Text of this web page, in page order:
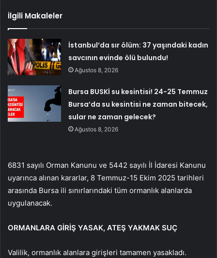
İlgili Makaleler
İstanbul’da sır ölüm: 37 yaşındaki kadın
savcının evinde ölü bulundu!
Ağustos 8, 2026
Bursa BUSKİ su kesintisi! 24-25 Temmuz
Bursa’da su kesintisi ne zaman bitecek,
sular ne zaman gelecek?
Ağustos 8, 2026
6831 sayılı Orman Kanunu ve 5442 sayılı İl İdaresi Kanunu
uyarınca alınan kararlar, 8 Temmuz-15 Ekim 2025 tarihleri
arasında Bursa ili sınırlarındaki tüm ormanlık alanlarda
uygulanacak.
ORMANLARA GİRİŞ YASAK, ATEŞ YAKMAK SUÇ
Valilik, ormanlık alanlara girişleri tamamen yasakladı.